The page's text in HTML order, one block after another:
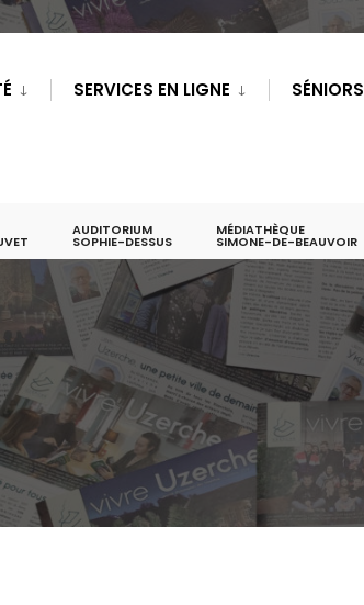
SERVICES EN LIGNE SÉNIORS
AUDITORIUM
SOPHIE-DESSUS
MÉDIATHÈQUE
SIMONE-DE-BEAUVOIR